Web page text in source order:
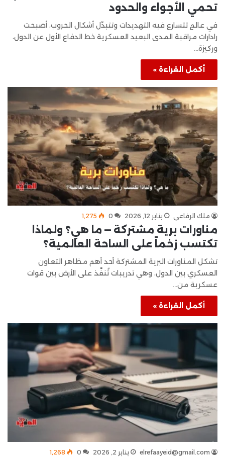
تحمي الأجواء والحدود
في عالمٍ تتسارع فيه التهديدات وتتبدّل أشكال الحروب، أصبحت
رادارات مراقبة المدى البعيد العسكرية خط الدفاع الأول عن الدول،
وركيزة…
أكمل القراءة »
ملك الرفاعي يناير 12, 2026 0 1٬275
مناورات برية مشتركة — ما هي؟ ولماذا
تكتسب زخماً على الساحة العالمية؟
تشكل المناورات البرية المشتركة أحد أهم مظاهر التعاون
العسكري بين الدول، وهي تدريبات تُنفَّذ على الأرض بين قوات
عسكرية من…
أكمل القراءة »
elrefaayeid@gmail.com يناير 2, 2026 0 1٬268